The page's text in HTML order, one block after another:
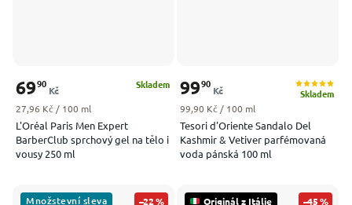
L'Oréal Paris Men Expert
BarberClub sprchový gel na tělo i
vousy 250 ml
Skladem
6990
Kč
Měrná cena:
27,96 Kč / 100 ml
Tesori d'Oriente Sandalo Del
Kashmir & Vetiver parfémovaná
voda pánská 100 ml
Skladem
9990
Kč
Měrná cena:
99,90 Kč / 100 ml
Množstevní sleva –22 % Originál z Itálie –45 %